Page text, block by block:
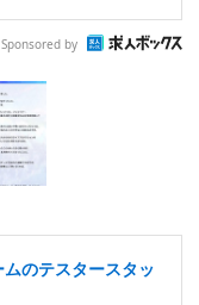
Sponsored by
のテスタースタッ